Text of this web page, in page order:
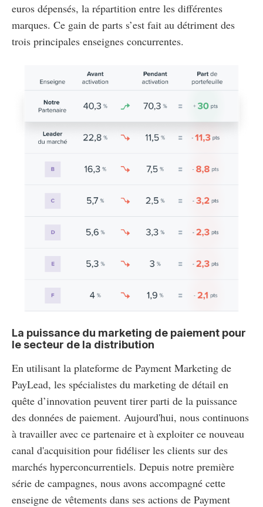
euros dépensés, la répartition entre les différentes
marques. Ce gain de parts s’est fait au détriment des
trois principales enseignes concurrentes.
La puissance du marketing de paiement pour
le secteur de la distribution
En utilisant la plateforme de Payment Marketing de
PayLead, les spécialistes du marketing de détail en
quête d’innovation peuvent tirer parti de la puissance
des données de paiement. Aujourd'hui, nous continuons
à travailler avec ce partenaire et à exploiter ce nouveau
canal d'acquisition pour fidéliser les clients sur des
marchés hyperconcurrentiels. Depuis notre première
série de campagnes, nous avons accompagné cette
enseigne de vêtements dans ses actions de Payment